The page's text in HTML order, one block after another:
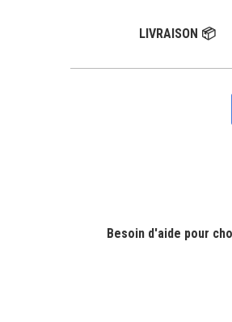
LIVRAISON 📦
Besoin d'aide pour